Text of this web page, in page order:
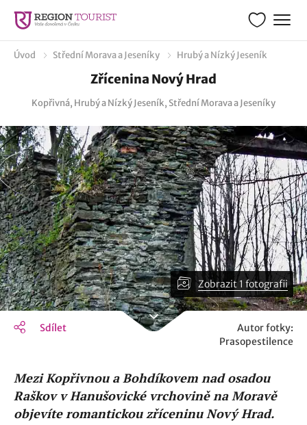
Úvod Střední Morava a Jeseníky Hrubý a Nízký Jeseník
Zřícenina Nový Hrad
Kopřivná, Hrubý a Nízký Jeseník, Střední Morava a Jeseníky
Zobrazit 1 fotografii
Sdílet
Autor fotky:
Prasopestilence
Mezi Kopřivnou a Bohdíkovem nad osadou
Raškov v Hanušovické vrchovině na Moravě
objevíte romantickou zříceninu Nový Hrad.